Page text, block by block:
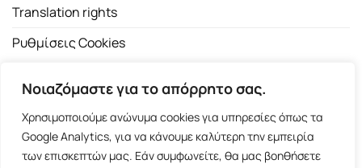
Νοιαζόμαστε για το απόρρητο σας.
Χρησιμοποιούμε ανώνυμα cookies για υπηρεσίες όπως τα
Google Analytics, για να κάνουμε καλύτερη την εμπειρία
των επισκεπτών μας. Εάν συμφωνείτε, θα μας βοηθήσετε
Translation rights
Ρυθμίσεις Cookies
Copyright 2026 ©Εκδοτικός Οίκος Α.Α. Λιβάνη| All rights